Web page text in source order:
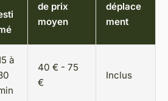
de prix
moyen
déplace
ment
à
40 € - 75
€
Inclus